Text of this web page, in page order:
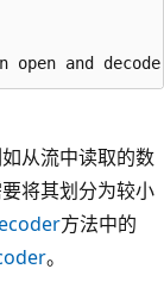
从流中读取的数
将其划分为较小
方法中的
。